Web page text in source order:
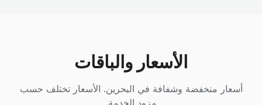
الأسعار والباقات
أسعار منخفضة وشفافة في البحرين. الأسعار تختلف حسب
مزود الخدمة.